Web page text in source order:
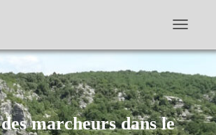
i
e
r
l
a
marcheurs dans le